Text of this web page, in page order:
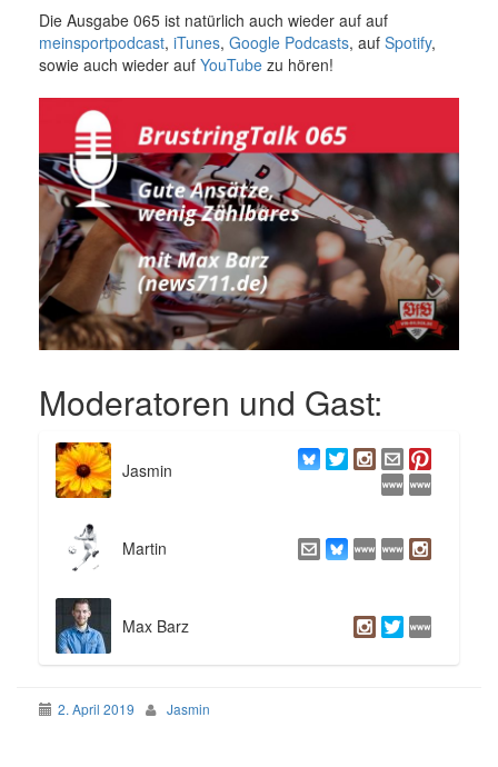
Die Ausgabe 065 ist natürlich auch wieder auf auf
meinsportpodcast, iTunes, Google Podcasts, auf Spotify,
sowie auch wieder auf YouTube zu hören!
Moderatoren und Gast:
Jasmin
Martin
Max Barz
2. April 2019 Jasmin